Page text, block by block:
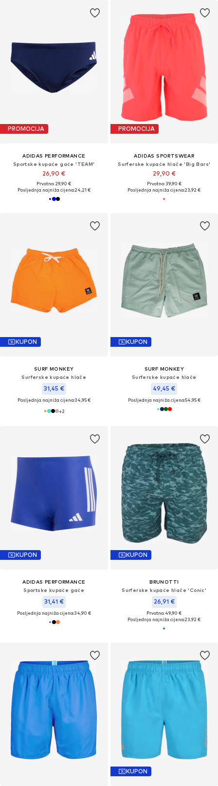
PROMOCIJA
ADIDAS PERFORMANCE
Sportske kupaće gaće 'TEAM'
26,90 €
Prvotno: 29,90 €
Posljednja najniža cijena:24,21 €
PROMOCIJA
ADIDAS SPORTSWEAR
Surferske kupaće hlače 'Big Bars'
29,90 €
Prvotno: 39,90 €
Posljednja najniža cijena:23,92 €
KUPON
SURF MONKEY
Surferske kupaće hlače
31,45 €
Posljednja najniža cijena:34,95 €
+2
KUPON
SURF MONKEY
Surferske kupaće hlače
49,45 €
Posljednja najniža cijena:54,95 €
KUPON
ADIDAS PERFORMANCE
Sportske kupaće gaće
31,41 €
Posljednja najniža cijena:34,90 €
KUPON
BRUNOTTI
Surferske kupaće hlače 'Conic'
26,91 €
Prvotno: 49,90 €
Posljednja najniža cijena:23,92 €
KUPON